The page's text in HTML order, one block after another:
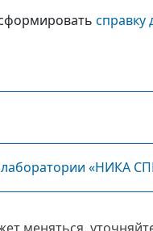
справку
«НИКА